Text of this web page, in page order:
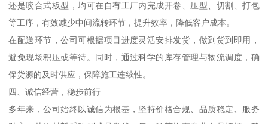
还是咬合式板型，均可在自有工厂内完成开卷、压型、切割、打包
等工序，有效减少中间流转环节，提升效率，降低客户成本。
在配送环节，公司可根据项目进度灵活安排发货，做到货到即用，
避免现场积压或等待。同时，通过科学的库存管理与物流调度，确
保货源的及时供应，保障施工连续性。
四、诚信经营，稳步前行
多年来，公司始终以诚信为根基，坚持价格合规、品质稳定、服务